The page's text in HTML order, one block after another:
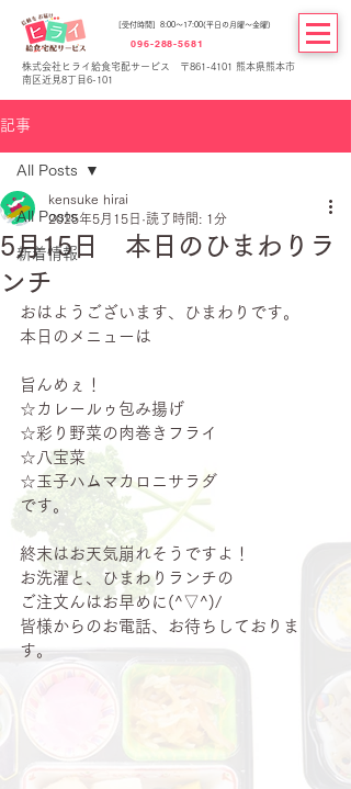
[受付時間] 8:00～17:00(平日の月曜～金曜)
096-288-5681
株式会社ヒライ給食宅配サービス 〒861-4101 熊本県熊本市
南区近見8丁目6-101
記事
All Posts
新着情報
All Posts
5月15日 本日のひまわりラ
ンチ
kensuke hirai
2025年5月15日 読了時間: 1分
おはようございます、ひまわりです。
本日のメニューは
旨んめぇ！
☆カレールゥ包み揚げ
☆彩り野菜の肉巻きフライ
☆八宝菜
☆玉子ハムマカロニサラダ
です。
終末はお天気崩れそうですよ！
お洗濯と、ひまわりランチの
ご注文んはお早めに(^▽^)/
皆様からのお電話、お待ちしておりま
す。